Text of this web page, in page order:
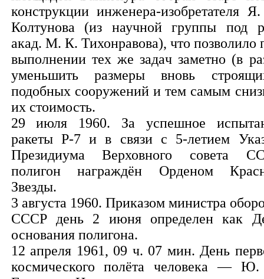
конструкции инженера-изобретателя
Колтунова (из научной группы под
акад. М. К. Тихонравова), что позволило
выполнении тех же задач заметно (в
уменьшить размеры вновь
подобных сооружений и тем самым
их стоимость.
29 июля 1960. За успешное
ракеты Р-7 и в связи с 5-летием
Президиума Верховного совета
полигон награждён Орденом
Звезды.
3 августа 1960. Приказом министра
СССР день 2 июня определен как
основания полигона.
12 апреля 1961, 09 ч. 07 мин. День
космического полёта человека —